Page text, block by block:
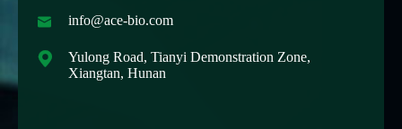
 info@ace-bio.com

Yulong Road, Tianyi Demonstration Zone,
Xiangtan, Hunan